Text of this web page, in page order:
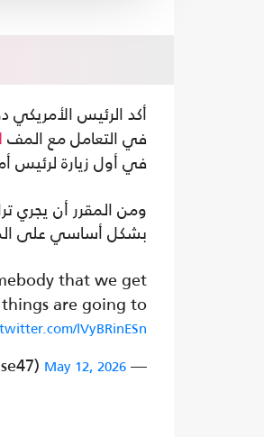
أكد الرئيس الأمريكي
في التعامل مع المف
في أول زيارة لرئيس
ومن المقرر أن يجري
بشكل أساسي على
that we get
are going to
lVyBRinESn
— Rapid Response 47 (@RapidResponse47)
May 12, 2026